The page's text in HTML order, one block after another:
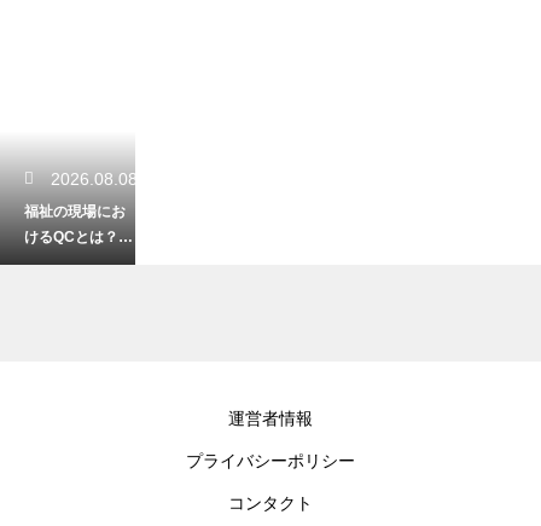
2026.08.08
福祉の現場にお
けるQCとは？業
務改善に繋がる
運営者情報
プライバシーポリシー
コンタクト